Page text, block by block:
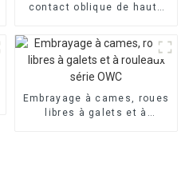
contact oblique de haute
Embrayage à cames, roues
libres à galets et à